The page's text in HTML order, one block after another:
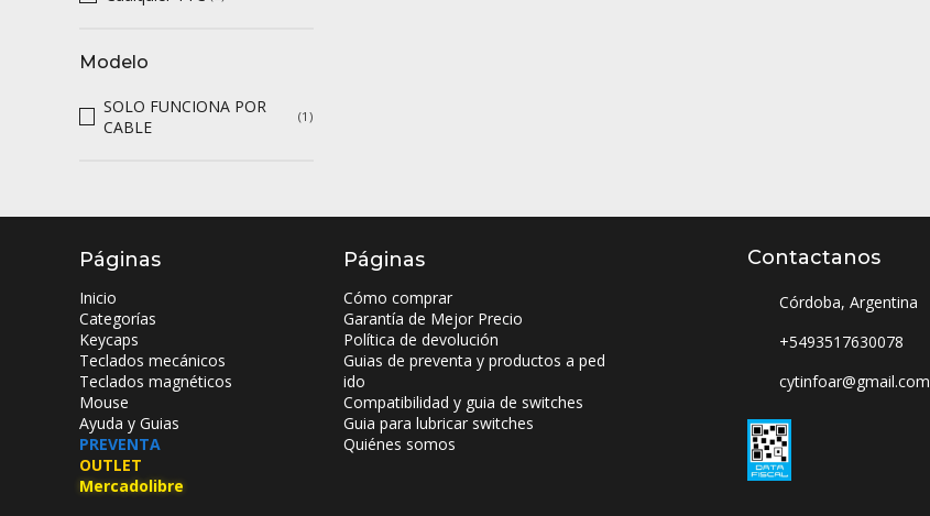
Modelo
SOLO FUNCIONA POR
CABLE
(1)
Páginas
Inicio
Categorías
Keycaps
Teclados mecánicos
Teclados magnéticos
Mouse
Ayuda y Guias
PREVENTA
OUTLET
Mercadolibre
Páginas
Cómo comprar
Garantía de Mejor Precio
Política de devolución
Guias de preventa y productos a ped
ido
Compatibilidad y guia de switches
Guia para lubricar switches
Quiénes somos
Contactanos
Córdoba, Argentina
+5493517630078
cytinfoar@gmail.com